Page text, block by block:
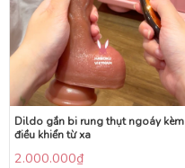
Dildo gắn bi rung thụt ngoáy kèm
điều khiển từ xa
2.000.000₫